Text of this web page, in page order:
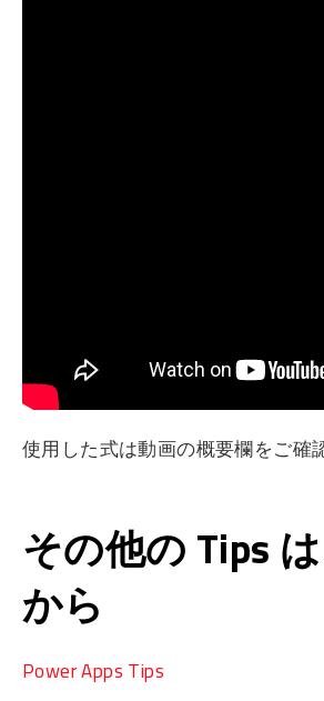
使用した式は動画の概要欄をご確
その他の Tips
から
Power Apps Tips